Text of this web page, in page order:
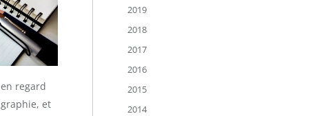
regard
et
2019
2018
2017
2016
2015
2014